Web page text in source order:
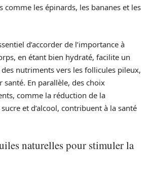
comme les épinards, les bananes et les
d’accorder de l’importance à
en étant bien hydraté, facilite un
nutriments vers les follicules pileux,
santé. En parallèle, des choix
comme la réduction de la
et d’alcool, contribuent à la santé
naturelles pour stimuler la